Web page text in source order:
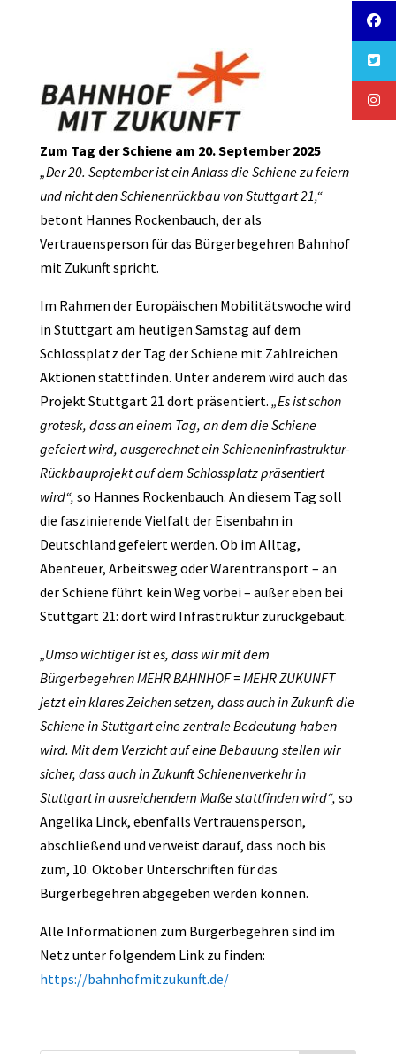
Zum Tag der Schiene am 20. September 2025
„Der 20. September ist ein Anlass die Schiene zu feiern
und nicht den Schienenrückbau von Stuttgart 21,“
betont Hannes Rockenbauch, der als
Vertrauensperson für das Bürgerbegehren Bahnhof
mit Zukunft spricht.
Im Rahmen der Europäischen Mobilitätswoche wird
in Stuttgart am heutigen Samstag auf dem
Schlossplatz der Tag der Schiene mit Zahlreichen
Aktionen stattfinden. Unter anderem wird auch das
Projekt Stuttgart 21 dort präsentiert. „Es ist schon
grotesk, dass an einem Tag, an dem die Schiene
gefeiert wird, ausgerechnet ein Schieneninfrastruktur-
Rückbauprojekt auf dem Schlossplatz präsentiert
wird“, so Hannes Rockenbauch. An diesem Tag soll
die faszinierende Vielfalt der Eisenbahn in
Deutschland gefeiert werden. Ob im Alltag,
Abenteuer, Arbeitsweg oder Warentransport – an
der Schiene führt kein Weg vorbei – außer eben bei
Stuttgart 21: dort wird Infrastruktur zurückgebaut.
„Umso wichtiger ist es, dass wir mit dem
Bürgerbegehren MEHR BAHNHOF = MEHR ZUKUNFT
jetzt ein klares Zeichen setzen, dass auch in Zukunft die
Schiene in Stuttgart eine zentrale Bedeutung haben
wird. Mit dem Verzicht auf eine Bebauung stellen wir
sicher, dass auch in Zukunft Schienenverkehr in
Stuttgart in ausreichendem Maße stattfinden wird“, so
Angelika Linck, ebenfalls Vertrauensperson,
abschließend und verweist darauf, dass noch bis
zum, 10. Oktober Unterschriften für das
Bürgerbegehren abgegeben werden können.
Alle Informationen zum Bürgerbegehren sind im
Netz unter folgendem Link zu finden:
https://bahnhofmitzukunft.de/